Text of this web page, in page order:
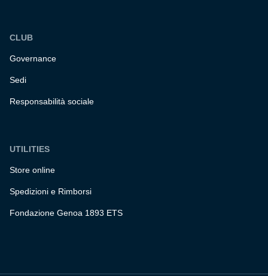
CLUB
Governance
Sedi
Responsabilità sociale
UTILITIES
Store online
Spedizioni e Rimborsi
Fondazione Genoa 1893 ETS